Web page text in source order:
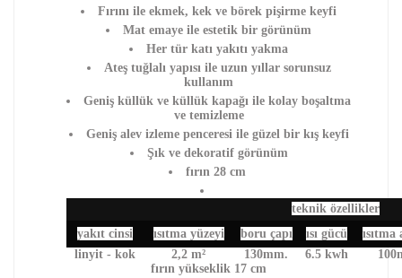
Fırını ile ekmek, kek ve börek pişirme keyfi
Mat emaye ile estetik bir görünüm
Her tür katı yakıtı yakma
Ateş tuğlalı yapısı ile uzun yıllar sorunsuz
kullanım
Geniş küllük ve küllük kapağı ile kolay boşaltma
ve temizleme
Geniş alev izleme penceresi ile güzel bir kış keyfi
Şık ve dekoratif görünüm
fırın 28 cm
teknik özellikler
yakıt cinsi
ısıtma yüzeyi boru çapı ısı gücü
ısıtma
linyit - kok
2,2 m² 130mm. 6.5 kwh
fırın yükseklik 17 cm